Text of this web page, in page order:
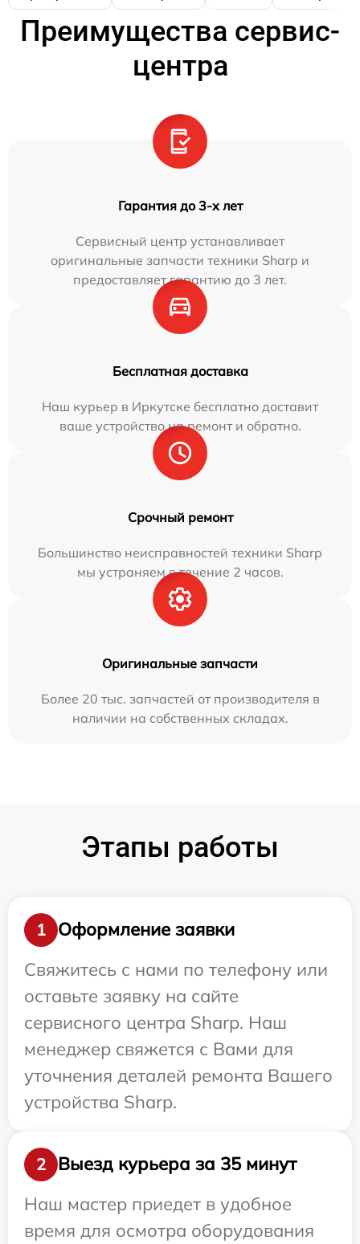
Преимущества сервис-
центра
Гарантия до 3-х лет
Сервисный центр устанавливает
оригинальные запчасти техники Sharp и
предоставляет гарантию до 3 лет.
Бесплатная доставка
Наш курьер в Иркутске бесплатно доставит
ваше устройство на ремонт и обратно.
Срочный ремонт
Большинство неисправностей техники Sharp
мы устраняем в течение 2 часов.
Оригинальные запчасти
Более 20 тыс. запчастей от производителя в
наличии на собственных складах.
Этапы работы
1
Оформление заявки
Свяжитесь с нами по телефону или
оставьте заявку на сайте
сервисного центра Sharp. Наш
менеджер свяжется с Вами для
уточнения деталей ремонта Вашего
устройства Sharp.
2
Выезд курьера за 35 минут
Наш мастер приедет в удобное
время для осмотра оборудования